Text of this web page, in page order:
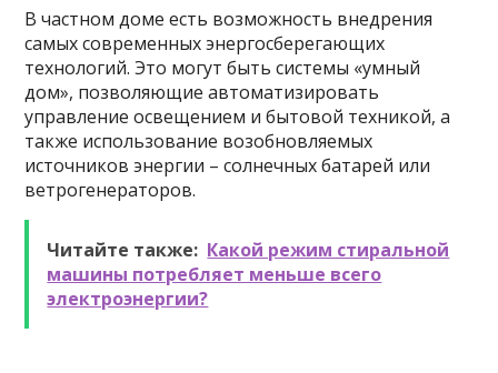
В частном доме есть возможность внедрения
самых современных энергосберегающих
технологий. Это могут быть системы «умный
дом», позволяющие автоматизировать
управление освещением и бытовой техникой, а
также использование возобновляемых
источников энергии – солнечных батарей или
ветрогенераторов.
Читайте также: Какой режим стиральной
машины потребляет меньше всего
электроэнергии?